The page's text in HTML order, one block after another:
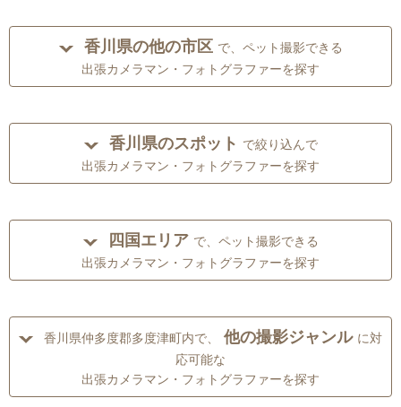
香川県の他の市区 で、ペット撮影できる
出張カメラマン・フォトグラファーを探す
香川県のスポット で絞り込んで
出張カメラマン・フォトグラファーを探す
四国エリア で、ペット撮影できる
出張カメラマン・フォトグラファーを探す
香川県仲多度郡多度津町内で、 他の撮影ジャンル に対
応可能な
出張カメラマン・フォトグラファーを探す